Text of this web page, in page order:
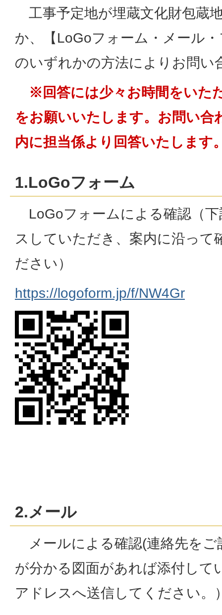
工事予定地が埋蔵文化財包蔵
か、【LoGoフォーム・メール
のいずれかの方法によりお問い
※回答には少々お時間をいた
をお願いいたします。お問い合
内に担当係より回答いたします
1.LoGoフォーム
LoGoフォームによる確認（
スしていただき、案内に沿って
ださい）
https://logoform.jp/f/NW4Gr
2.メール
メールによる確認(連絡先をご
が分かる図面があれば添付して
アドレスへ送信してください。